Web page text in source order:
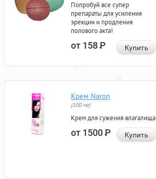
Попробуй все супер
препараты для усиления
эрекции и продления
полового акта!
от 158Р Купить
Крем Naron
(100 мг)
Крем для сужения влагалища
от 1500Р Купить